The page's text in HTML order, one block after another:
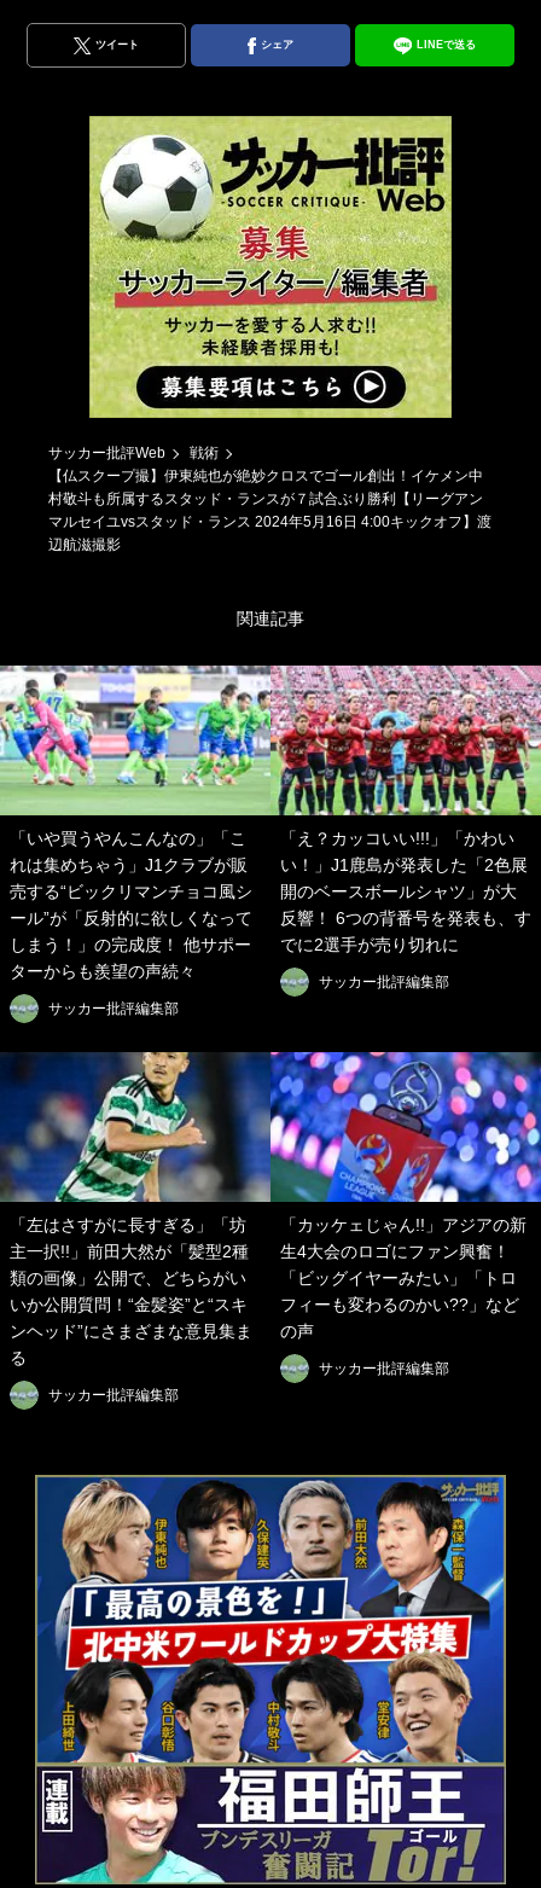
ツイート シェア LINEで送る
サッカー批評Web
戦術
【仏スクープ撮】伊東純也が絶妙クロスでゴール創出！イケメン中
村敬斗も所属するスタッド・ランスが７試合ぶり勝利【リーグアン
マルセイユvsスタッド・ランス 2024年5月16日 4:00キックオフ】渡
辺航滋撮影
関連記事
「いや買うやんこんなの」「こ
れは集めちゃう」J1クラブが販
売する“ビックリマンチョコ風シ
ール”が「反射的に欲しくなって
しまう！」の完成度！ 他サポー
ターからも羨望の声続々
サッカー批評編集部
「え？カッコいい!!!」「かわい
い！」J1鹿島が発表した「2色展
開のベースボールシャツ」が大
反響！ 6つの背番号を発表も、す
でに2選手が売り切れに
サッカー批評編集部
「左はさすがに長すぎる」「坊
主一択!!」前田大然が「髪型2種
類の画像」公開で、どちらがい
いか公開質問！“金髪姿”と“スキ
ンヘッド”にさまざまな意見集ま
る
サッカー批評編集部
「カッケェじゃん!!」アジアの新
生4大会のロゴにファン興奮！
「ビッグイヤーみたい」「トロ
フィーも変わるのかい??」など
の声
サッカー批評編集部